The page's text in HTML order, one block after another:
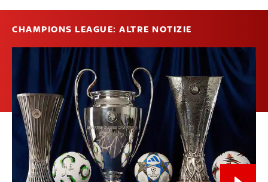
CHAMPIONS LEAGUE: ALTRE NOTIZIE